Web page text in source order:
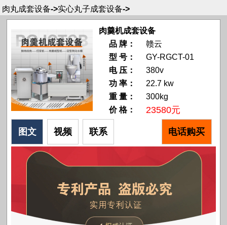
肉丸成套设备->实心丸子成套设备->
肉羹机成套设备
品 牌：
赣云
型 号：
GY-RGCT-01
电 压：
380v
功 率：
22.7 kw
重 量：
300kg
价 格：
23580元
图文 视频 联系 电话购买